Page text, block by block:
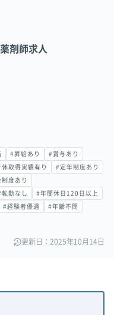
剤師求人
#昇給あり #賞与あり
取得実績有り #定年制度あり
度あり
転勤なし #年間休日120日以上
#経験者優遇 #年齢不問
更新日：2025年10月14日